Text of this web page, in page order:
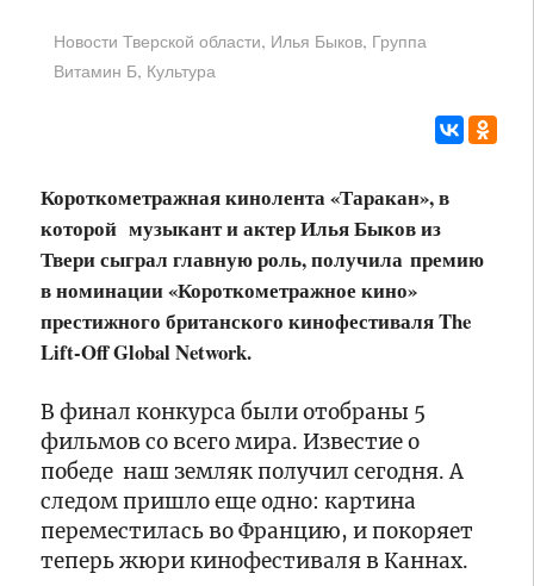
хирургии
первом
салюте
сценических
искусств
талантам
бесплатных
театральных
занятий
Твери
продолжается
рассмотрение
громкого
уголовного
дела
о
ложном
об
акте
терроризма
10:35
В
Тверской
области
проведут
безнадзорных
собак
На
Калининской
АЭС
прошёл
технический
тур
для
10:00
Тверская
область
Новости Тверской области, Илья Быков, Группа
Витамин Б, Культура
Короткометражная кинолента «Таракан», в
которой музыкант и актер Илья Быков из
Твери сыграл главную роль, получила премию
в номинации «Короткометражное кино»
престижного британского кинофестиваля The
Lift-Off Global Network.
В финал конкурса были отобраны 5
фильмов со всего мира. Известие о
победе наш земляк получил сегодня. А
следом пришло еще одно: картина
переместилась во Францию, и покоряет
теперь жюри кинофестиваля в Каннах.